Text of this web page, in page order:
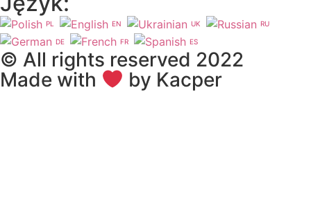
PL EN UK RU
DE FR ES
© All rights reserved 2022
Made with
by Kacper